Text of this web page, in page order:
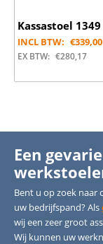
Kassastoel
INCL BTW: €339,00
EX BTW: €280,17
Een
Bent u op zoek naar
uw bedrijfspand? Als
wij een zeer groot
Wij kunnen uw